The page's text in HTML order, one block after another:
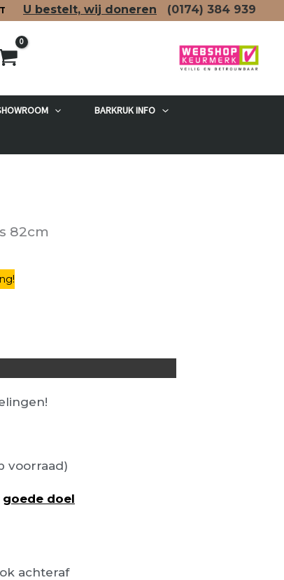
U bestelt, wij doneren (0174) 384 939
BARKRUK INFO
82cm
!
voorraad)
goede doel
achteraf